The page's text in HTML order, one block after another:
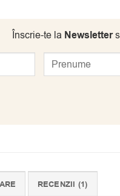
Înscrie-te la Newsletter
RECENZII (1)